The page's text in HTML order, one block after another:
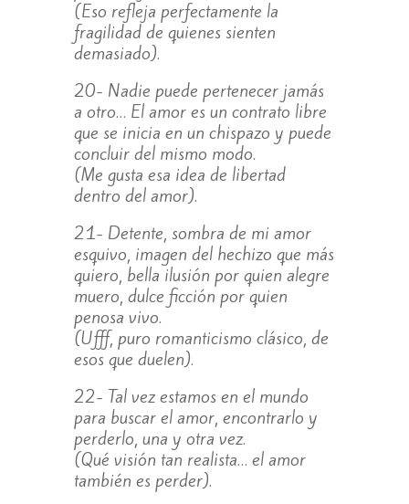
(Eso refleja perfectamente la
fragilidad de quienes sienten
demasiado).
20- Nadie puede pertenecer jamás
a otro… El amor es un contrato libre
que se inicia en un chispazo y puede
concluir del mismo modo.
(Me gusta esa idea de libertad
dentro del amor).
21- Detente, sombra de mi amor
esquivo, imagen del hechizo que más
quiero, bella ilusión por quien alegre
muero, dulce ficción por quien
penosa vivo.
(Ufff, puro romanticismo clásico, de
esos que duelen).
22- Tal vez estamos en el mundo
para buscar el amor, encontrarlo y
perderlo, una y otra vez.
(Qué visión tan realista… el amor
también es perder).